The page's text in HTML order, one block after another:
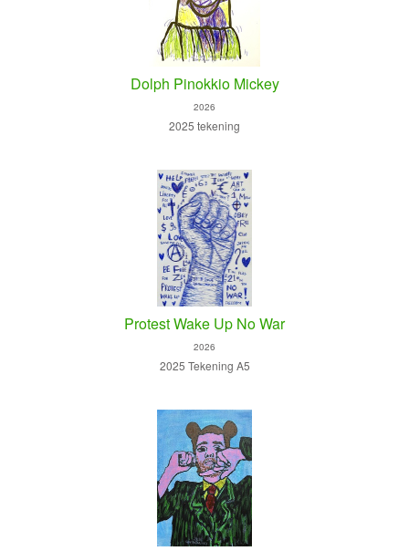
Dolph Pinokkio Mickey
2026
2025 tekening
Protest Wake Up No War
2026
2025 Tekening A5